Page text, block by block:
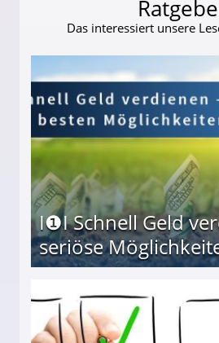
Das interessiert unsere
I❶I Schnell Geld
seriöse